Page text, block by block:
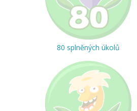
80 splněných úkolů